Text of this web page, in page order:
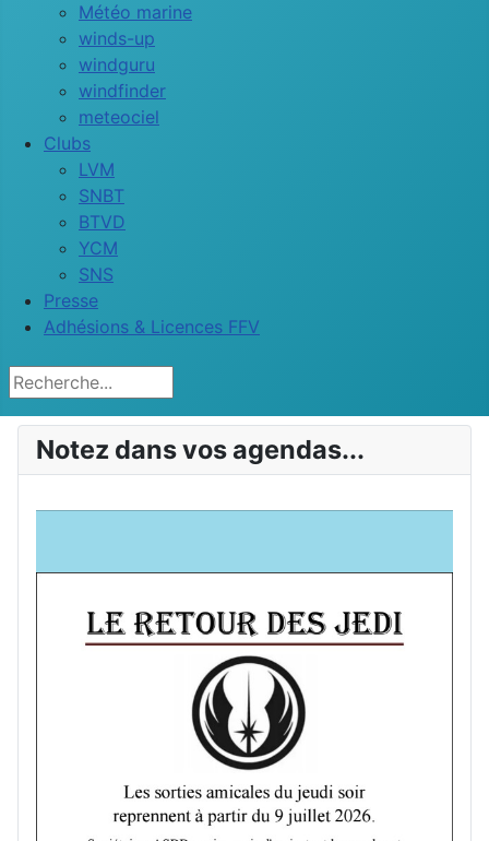
Météo marine
winds-up
windguru
windfinder
meteociel
Clubs
LVM
SNBT
BTVD
YCM
SNS
Presse
Adhésions & Licences FFV
Rechercher
Notez dans vos agendas...